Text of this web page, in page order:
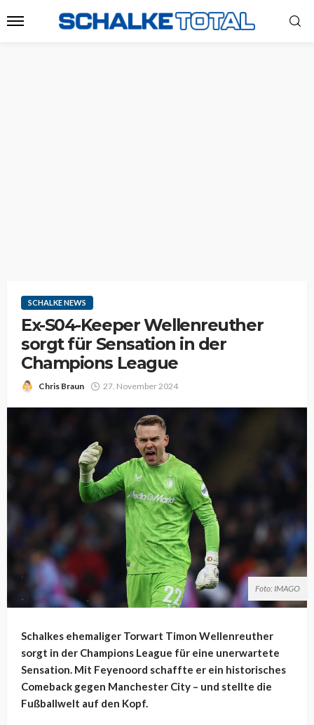
SCHALKE NEWS
Ex-S04-Keeper Wellenreuther
sorgt für Sensation in der
Champions League
Chris Braun 27. November 2024
Foto: IMAGO
Schalkes ehemaliger Torwart Timon Wellenreuther
sorgt in der Champions League für eine unerwartete
Sensation. Mit Feyenoord schaffte er ein historisches
Comeback gegen Manchester City – und stellte die
Fußballwelt auf den Kopf.